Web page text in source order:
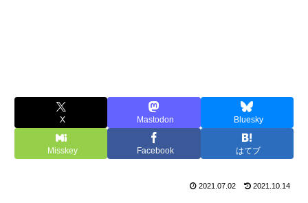
X Mastodon Bluesky
Misskey Facebook はてブ
2021.07.02 2021.10.14